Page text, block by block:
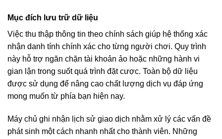
Mục đích lưu trữ dữ liệu
Việc thu thập thông tin theo chính sách giúp hệ thống xác
nhận danh tính chính xác cho từng người chơi. Quy trình
này hỗ trợ ngăn chặn tài khoản ảo hoặc những hành vi
gian lận trong suốt quá trình đặt cược. Toàn bộ dữ liệu
được sử dụng để nâng cao chất lượng dịch vụ đáp ứng
mong muốn từ phía bạn hiện nay.
Máy chủ ghi nhận lịch sử giao dịch nhằm xử lý các vấn đề
phát sinh một cách nhanh nhất cho thành viên. Những